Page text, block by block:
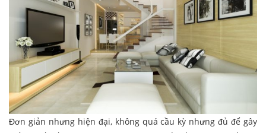
Đơn giản nhưng hiện đại, không quá cầu kỳ nhưng đủ để gây